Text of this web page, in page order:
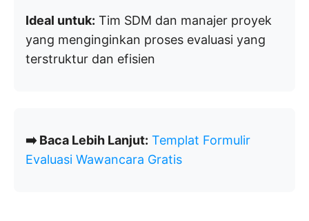
Ideal untuk: Tim SDM dan manajer proyek
yang menginginkan proses evaluasi yang
terstruktur dan efisien
➡️ Baca Lebih Lanjut: Templat Formulir
Evaluasi Wawancara Gratis